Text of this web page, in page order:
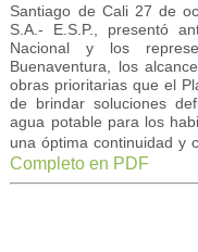
Santiago de Cali 27 de
S.A.- E.S.P., presentó
Nacional y los
Buenaventura, los
obras prioritarias que el
de brindar soluciones
agua potable para los
una óptima continuidad y
Completo en PDF